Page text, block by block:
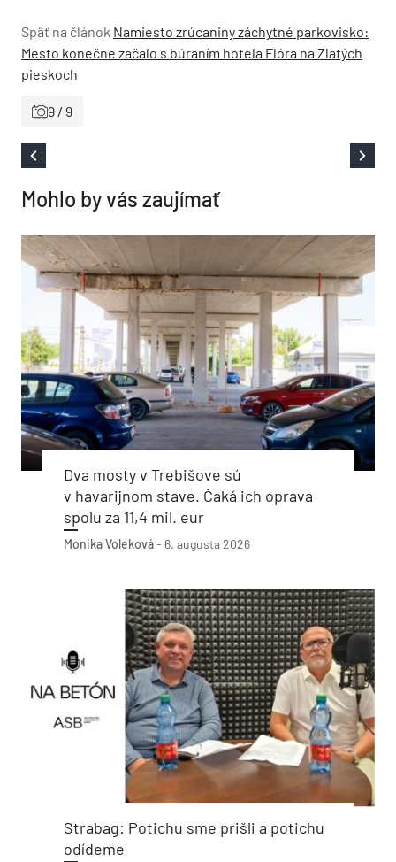
Späť na článok Namiesto zrúcaniny záchytné parkovisko:
Mesto konečne začalo s búraním hotela Flóra na Zlatých
pieskoch
9 / 9
Mohlo by vás zaujímať
Dva mosty v Trebišove sú
v havarijnom stave. Čaká ich oprava
spolu za 11,4 mil. eur
Monika Voleková- 6. augusta 2026
Strabag: Potichu sme prišli a potichu
odídeme